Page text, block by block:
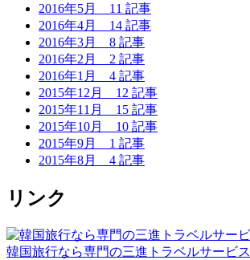
2016年5月 11 記事
2016年4月 14 記事
2016年3月 8 記事
2016年2月 2 記事
2016年1月 4 記事
2015年12月 12 記事
2015年11月 15 記事
2015年10月 10 記事
2015年9月 1 記事
2015年8月 4 記事
リンク
韓国旅行なら専門の三進トラベルサービス